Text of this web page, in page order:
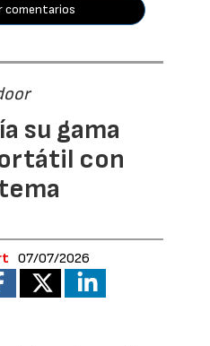
comentarios
su gama
con
07/07/2026